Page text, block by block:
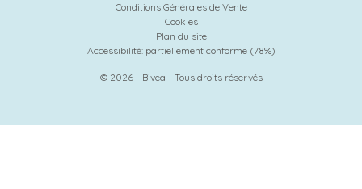
Conditions Générales de Vente
Cookies
Plan du site
Accessibilité: partiellement conforme (78%)
© 2026 - Bivea - Tous droits réservés